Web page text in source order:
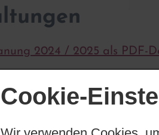
Cookie-
2024 / 2025 als PDF-
gefunden